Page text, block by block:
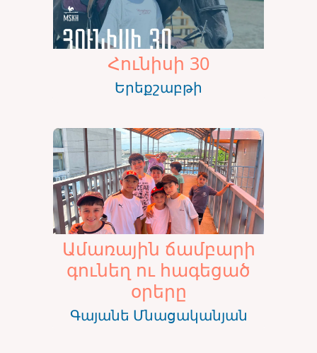
Հունիսի 30
Երեքշաբթի
Ամառային ճամբարի
գունեղ ու հագեցած
օրերը
Գայանե Մնացականյան